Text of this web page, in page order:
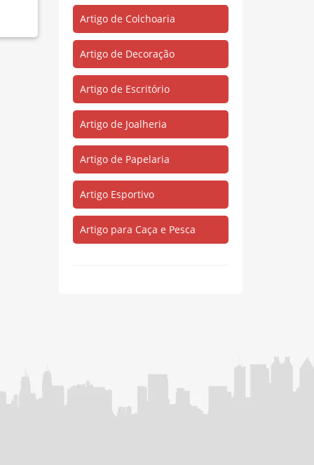
Três de Outubro
(8)
Vila Corrente do Apéu
(1)
Zona Rural
Artigo de Colchoaria
Artigo de Decoração
Artigo de Escritório
Artigo de Joalheria
Artigo de Papelaria
Artigo Esportivo
Artigo para Caça e Pesca